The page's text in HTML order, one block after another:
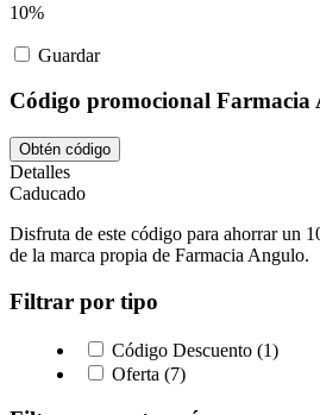
10%
Guardar
Código promocional Farmacia
Obtén código
Detalles
Caducado
Disfruta de este código para ahorrar un
de la marca propia de Farmacia Angulo.
Filtrar por tipo
Código Descuento (1)
Oferta (7)